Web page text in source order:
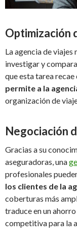
Optimización
La agencia de
investigar y
que esta tarea recae
permite a la
organización de
Negociación
Gracias a su
aseguradoras, una
profesionales
los clientes de la
coberturas más
traduce en un
competitiva para la